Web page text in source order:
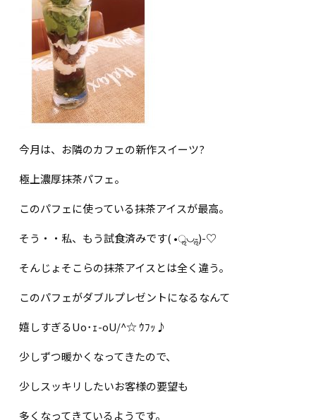
今月は、お隣のカフェの新作スイーツ?
極上濃厚抹茶パフェ。
このパフェに使っている抹茶アイスが最高。
そう・・私、もう試食済みです( •ॢ◡-ॢ)-♡
そんじょそこらの抹茶アイスとは全く違う。
このパフェがダブルプレゼントになるなんて
嬉しすぎるUo･ｪ-oU/^☆ ｳﾌｯ♪
少しずつ暖かくなってきたので、
少しスッキリしたいお客様の要望も
多くなってきているようです。